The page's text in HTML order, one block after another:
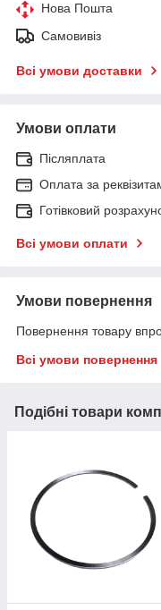
Нова Пошта
Самовивіз
Всі умови доставки
Умови оплати
Післяплата
Оплата за
Готівковий
Всі умови оплати
Умови повернення
Повернення товару
Всі умови повернення
Подібні товари